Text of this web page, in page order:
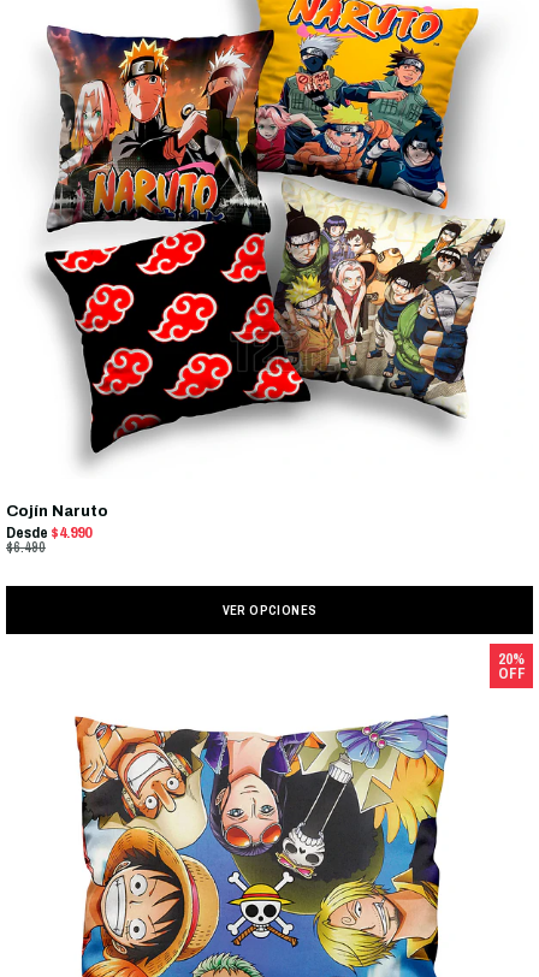
Cojín Naruto
Desde $4.990
$6.490
VER OPCIONES
20%
OFF